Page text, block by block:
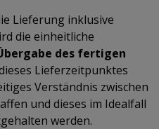
Lieferung inklusive
die einheitliche
des fertigen
Lieferzeitpunktes
Verständnis zwischen
und dieses im Idealfall
werden.